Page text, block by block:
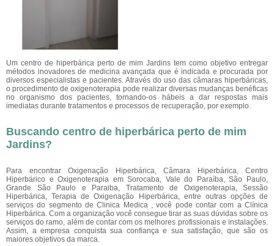
Um centro de hiperbárica perto de mim Jardins tem como objetivo entregar
métodos inovadores de medicina avançada que é indicada e procurada por
diversos especialistas e pacientes. Através do uso das câmaras hiperbáricas,
o procedimento de oxigenoterapia pode realizar diversas mudanças benéficas
no organismo dos pacientes, tornando-os hábeis a dar respostas mais
imediatas durante tratamentos e processos de recuperação, por exemplo.
Buscando centro de hiperbárica perto de mim
Jardins?
Para encontrar Oxigenação Hiperbárica, Câmara Hiperbárica, Centro
Hiperbárico e Oxigenoterapia em Sorocaba, Vale do Paraíba, São Paulo,
Grande São Paulo e Paraiba, Tratamento de Oxigenoterapia, Sessão
Hiperbárica, Terapia de Oxigenação Hiperbárica, entre outras opções de
serviços do segmento de Clinica Medica , você pode contar com a Clínica
Hiperbárica. Com a organização você consegue tirar as suas dúvidas sobre os
serviços do ramo, além de contar com os melhores profissionais e instalações.
Assim, a empresa conquista sua confiança e sua satisfação, que são os
maiores objetivos da marca.